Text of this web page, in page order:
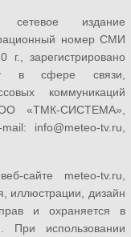
издание
номер СМИ
зарегистрировано
в сфере связи,
коммуникаций
«ТМК-СИСТЕМА»,
info@meteo-tv.ru,
сайте meteo-tv.ru,
иллюстрации, дизайн
и охраняется в
При использовании